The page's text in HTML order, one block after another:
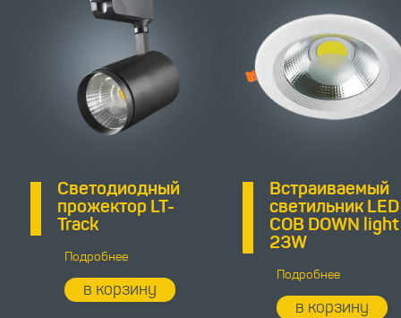
Светодиодный
прожектор LT-
Track
Подробнее
в корзину
Встраиваемый
светильник LED
COB DOWN light
23W
Подробнее
в корзину